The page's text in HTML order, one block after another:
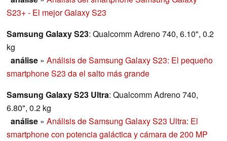
S23+ - El mejor Galaxy S23
Samsung Galaxy S23: Qualcomm Adreno 740, 6.10", 0.2
kg
análise » Análisis de Samsung Galaxy S23: El pequeño
smartphone S23 da el salto más grande
Samsung Galaxy S23 Ultra: Qualcomm Adreno 740,
6.80", 0.2 kg
análise » Análisis de Samsung Galaxy S23 Ultra: El
smartphone con potencia galáctica y cámara de 200 MP